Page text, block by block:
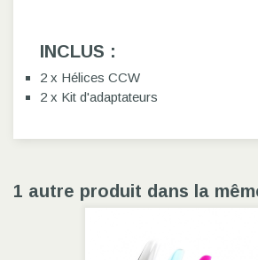
INCLUS :
2 x Hélices CCW
2 x Kit d'adaptateurs
1 autre produit dans la